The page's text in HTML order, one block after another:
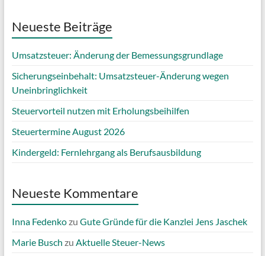
Neueste Beiträge
Umsatzsteuer: Änderung der Bemessungsgrundlage
Sicherungseinbehalt: Umsatzsteuer-Änderung wegen
Uneinbringlichkeit
Steuervorteil nutzen mit Erholungsbeihilfen
Steuertermine August 2026
Kindergeld: Fernlehrgang als Berufsausbildung
Neueste Kommentare
Inna Fedenkozu Gute Gründe für die Kanzlei Jens Jaschek
Marie Busch zu Aktuelle Steuer-News